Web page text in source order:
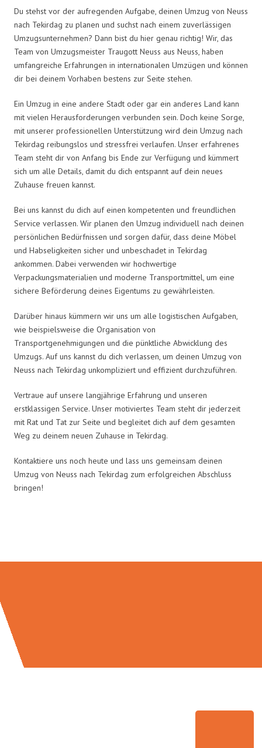
Du stehst vor der aufregenden Aufgabe, deinen Umzug von Neuss
nach Tekirdag zu planen und suchst nach einem zuverlässigen
Umzugsunternehmen? Dann bist du hier genau richtig! Wir, das
Team von Umzugsmeister Traugott Neuss aus Neuss, haben
umfangreiche Erfahrungen in internationalen Umzügen und können
dir bei deinem Vorhaben bestens zur Seite stehen.
Ein Umzug in eine andere Stadt oder gar ein anderes Land kann
mit vielen Herausforderungen verbunden sein. Doch keine Sorge,
mit unserer professionellen Unterstützung wird dein Umzug nach
Tekirdag reibungslos und stressfrei verlaufen. Unser erfahrenes
Team steht dir von Anfang bis Ende zur Verfügung und kümmert
sich um alle Details, damit du dich entspannt auf dein neues
Zuhause freuen kannst.
Bei uns kannst du dich auf einen kompetenten und freundlichen
Service verlassen. Wir planen den Umzug individuell nach deinen
persönlichen Bedürfnissen und sorgen dafür, dass deine Möbel
und Habseligkeiten sicher und unbeschadet in Tekirdag
ankommen. Dabei verwenden wir hochwertige
Verpackungsmaterialien und moderne Transportmittel, um eine
sichere Beförderung deines Eigentums zu gewährleisten.
Darüber hinaus kümmern wir uns um alle logistischen Aufgaben,
wie beispielsweise die Organisation von
Transportgenehmigungen und die pünktliche Abwicklung des
Umzugs. Auf uns kannst du dich verlassen, um deinen Umzug von
Neuss nach Tekirdag unkompliziert und effizient durchzuführen.
Vertraue auf unsere langjährige Erfahrung und unseren
erstklassigen Service. Unser motiviertes Team steht dir jederzeit
mit Rat und Tat zur Seite und begleitet dich auf dem gesamten
Weg zu deinem neuen Zuhause in Tekirdag.
Kontaktiere uns noch heute und lass uns gemeinsam deinen
Umzug von Neuss nach Tekirdag zum erfolgreichen Abschluss
bringen!